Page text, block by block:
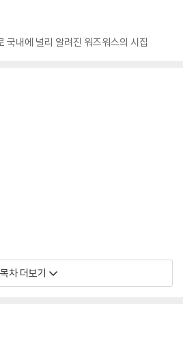
내에 널리 알려진 워즈워스의 시집
목차 더보기